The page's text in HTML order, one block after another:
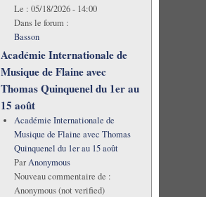
Le : 05/18/2026 - 14:00
Dans le forum :
Basson
Académie Internationale de
Musique de Flaine avec
Thomas Quinquenel du 1er au
15 août
Académie Internationale de
Musique de Flaine avec Thomas
Quinquenel du 1er au 15 août
ParAnonymous
Nouveau commentaire de :
Anonymous (not verified)